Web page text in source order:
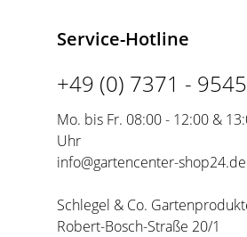
Service-Hotline
+49 (0) 7371 -
Mo. bis Fr. 08:00 - 12:00 &
Uhr
info@gartencenter-shop24.de
Schlegel & Co.
Robert-Bosch-Straße 20/1